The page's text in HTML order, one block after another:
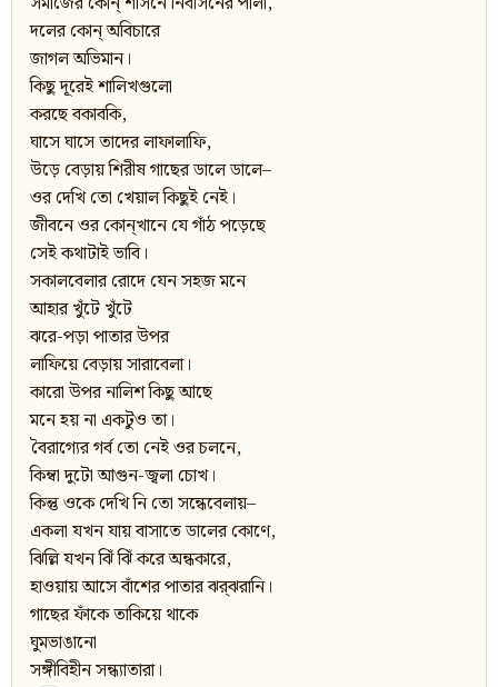
দলের কোন্‌ অবিচারে
জাগল অভিমান।
কিছু দূরেই শালিখগুলো
করছে বকাবকি,
ঘাসে ঘাসে তাদের লাফালাফি,
উড়ে বেড়ায় শিরীষ গাছের ডালে ডালে–
ওর দেখি তো খেয়াল কিছুই নেই।
জীবনে ওর কোন্‌খানে যে গাঁঠ পড়েছে
সেই কথাটাই ভাবি।
সকালবেলার রোদে যেন সহজ মনে
আহার খুঁটে খুঁটে
ঝরে-পড়া পাতার উপর
লাফিয়ে বেড়ায় সারাবেলা।
কারো উপর নালিশ কিছু আছে
মনে হয় না একটুও তা।
বৈরাগ্যের গর্ব তো নেই ওর চলনে,
কিম্বা দুটো আগুন-জ্বলা চোখ।
কিন্তু ওকে দেখি নি তো সন্ধেবেলায়–
একলা যখন যায় বাসাতে ডালের কোণে,
ঝিল্লি যখন ঝিঁ ঝিঁ করে অন্ধকারে,
হাওয়ায় আসে বাঁশের পাতার ঝর্‌ঝরানি।
গাছের ফাঁকে তাকিয়ে থাকে
ঘুমভাঙানো
সঙ্গীবিহীন সন্ধ্যাতারা।